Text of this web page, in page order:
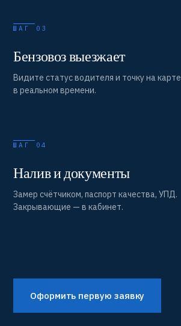
ШАГ 03
Бензовоз выезжает
Видите статус водителя и точку на карте
в реальном времени.
ШАГ 04
Налив и документы
Замер счётчиком, паспорт качества, УПД.
Закрывающие — в кабинет.
Оформить первую заявку